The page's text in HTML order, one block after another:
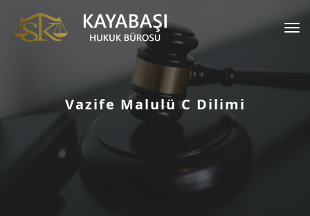
Vazife Malulü C Dilimi